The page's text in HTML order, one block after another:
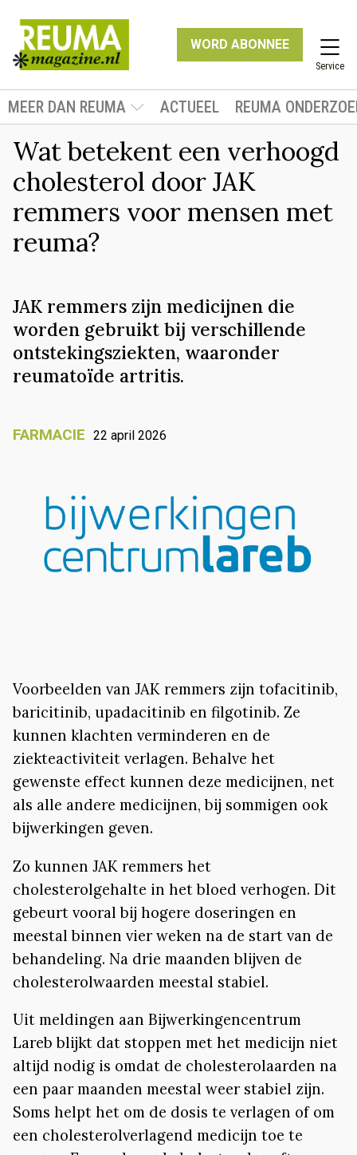
WORD ABONNEE
Service
MEER DAN REUMA ACTUEEL REUMA
Wat betekent een verhoogd
cholesterol door JAK
remmers voor mensen met
reuma?
JAK remmers zijn medicijnen die
worden gebruikt bij verschillende
ontstekingsziekten, waaronder
reumatoïde artritis.
FARMACIE 22 april 2026
Voorbeelden van JAK remmers zijn tofacitinib,
baricitinib, upadacitinib en filgotinib. Ze
kunnen klachten verminderen en de
ziekteactiviteit verlagen. Behalve het
gewenste effect kunnen deze medicijnen, net
als alle andere medicijnen, bij sommigen ook
bijwerkingen geven.
Zo kunnen JAK remmers het
cholesterolgehalte in het bloed verhogen. Dit
gebeurt vooral bij hogere doseringen en
meestal binnen vier weken na de start van de
behandeling. Na drie maanden blijven de
cholesterolwaarden meestal stabiel.
Uit meldingen aan Bijwerkingencentrum
Lareb blijkt dat stoppen met het medicijn niet
altijd nodig is omdat de cholesterolaarden na
een paar maanden meestal weer stabiel zijn.
Soms helpt het om de dosis te verlagen of om
een cholesterolverlagend medicijn toe te